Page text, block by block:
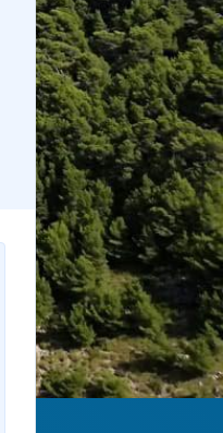
Вологодской земле
автобусе 3 дня
3 дня от 24950
Подробнее